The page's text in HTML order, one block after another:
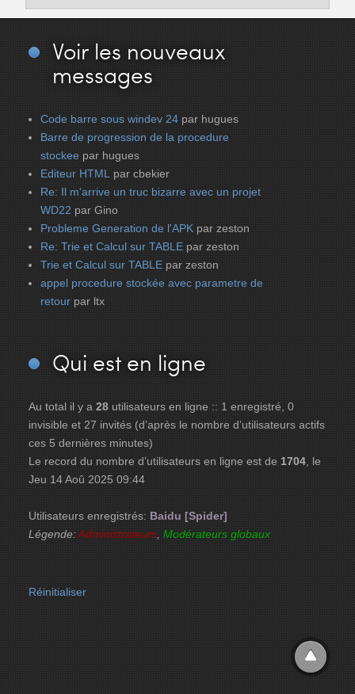
Voir les nouveaux
messages
Code barre sous windev 24 par hugues
Barre de progression de la procedure
stockee par hugues
Editeur HTML par cbekier
Re: Il m'arrive un truc bizarre avec un projet
WD22 par Gino
Probleme Generation de l'APK par zeston
Re: Trie et Calcul sur TABLE par zeston
Trie et Calcul sur TABLE par zeston
appel procedure stockée avec parametre de
retour par ltx
Qui est en ligne
Au total il y a28 utilisateurs en ligne :: 1 enregistré, 0
invisible et 27 invités (d’après le nombre d’utilisateurs actifs
ces 5 dernières minutes)
Le record du nombre d’utilisateurs en ligne est de 1704 , le
Jeu 14 Aoû 2025 09:44
Utilisateurs enregistrés: Baidu [Spider]
Légende:Administrateurs ,Modérateurs globaux
Réinitialiser